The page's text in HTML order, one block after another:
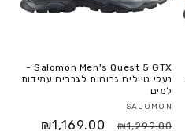
Salomon Men's Quest 5 GTX -
נעלי טיולים גבוהות לגברים עמידות
למים
SALOMON
₪1,299.00
₪1,169.00